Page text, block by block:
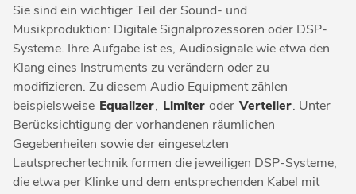
Sie sind ein wichtiger Teil der Sound- und
Musikproduktion: Digitale Signalprozessoren oder DSP-
Systeme. Ihre Aufgabe ist es, Audiosignale wie etwa den
Klang eines Instruments zu verändern oder zu
modifizieren. Zu diesem Audio Equipment zählen
beispielsweise Equalizer, Limiter oder Verteiler. Unter
Berücksichtigung der vorhandenen räumlichen
Gegebenheiten sowie der eingesetzten
Lautsprechertechnik formen die jeweiligen DSP-Systeme,
die etwa per Klinke und dem entsprechenden Kabel mit